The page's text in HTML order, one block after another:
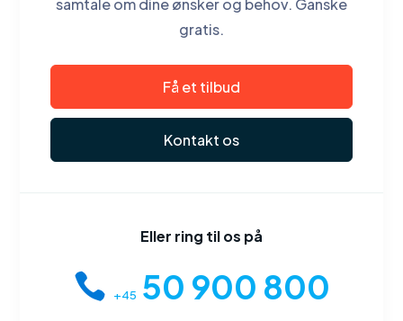
samtale om dine ønsker og behov. Ganske
gratis.
Få et tilbud
Kontakt os
Eller ring til os på
+45 50 900 800